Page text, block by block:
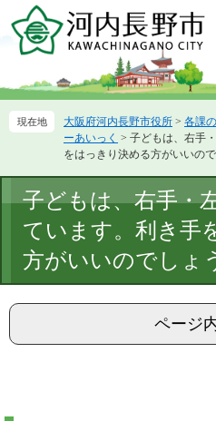
ー
先
ニ
を
本
文
大阪府河内長野市役所 > 各課
ーあいっく > 子どもは、右手
をはっきり決める方がいいので
文
子どもは、右手・
ています。利き手
方がいいのでしょ
ページ